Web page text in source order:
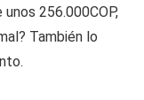
256.000COP,
También lo